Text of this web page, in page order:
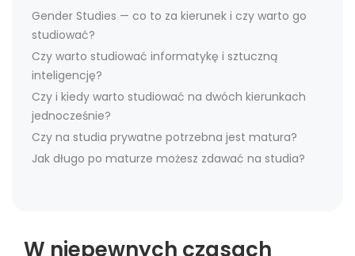
Gender Studies — co to za kierunek i czy warto go
studiować?
Czy warto studiować informatykę i sztuczną
inteligencję?
Czy i kiedy warto studiować na dwóch kierunkach
jednocześnie?
Czy na studia prywatne potrzebna jest matura?
Jak długo po maturze możesz zdawać na studia?
W niepewnych czasach